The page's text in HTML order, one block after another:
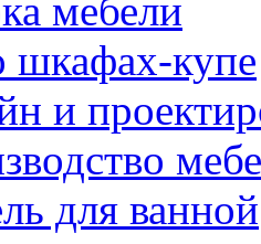
мебели
шкафах-купе
и
для ванной